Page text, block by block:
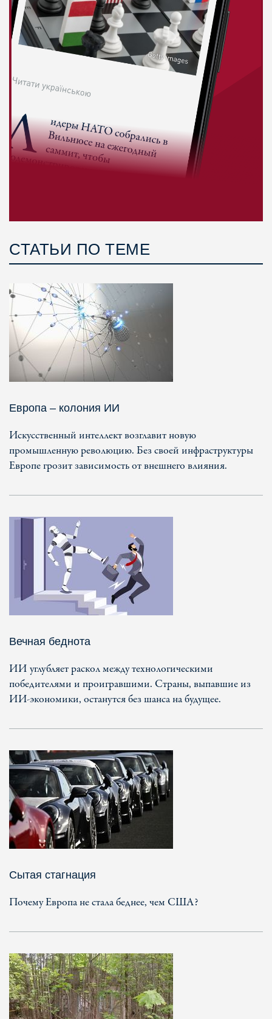
СТАТЬИ ПО ТЕМЕ
Европа – колония ИИ
Искусственный интеллект возглавит новую
промышленную революцию. Без своей инфраструктуры
Европе грозит зависимость от внешнего влияния.
Вечная беднота
ИИ углубляет раскол между технологическими
победителями и проигравшими. Страны, выпавшие из
ИИ-экономики, останутся без шанса на будущее.
Сытая стагнация
Почему Европа не стала беднее, чем США?